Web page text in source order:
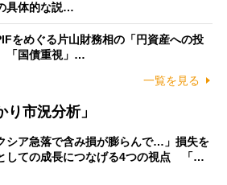
具体的な説…
をめぐる片山財務相の「円資産への投
「国債重視」…
一覧を見る
市況分析」
シア急落で含み損が膨らんで…」損失を
しての成長につなげる4つの視点 「…